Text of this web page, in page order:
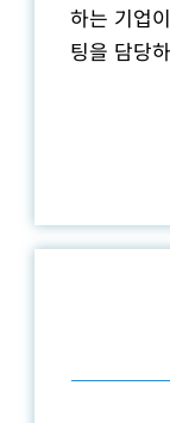
하는 기업
팅을 담당